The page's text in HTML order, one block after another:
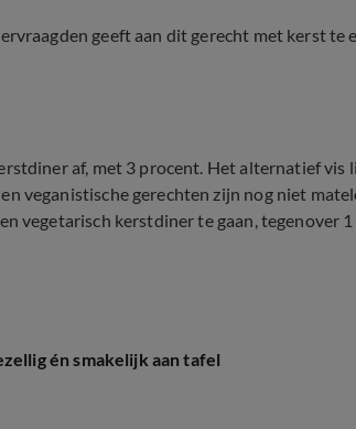
geeft aan dit gerecht met kerst te
af, met 3 procent. Het alternatief vis
veganistische gerechten zijn nog niet
vegetarisch kerstdiner te gaan, tegenover
én smakelijk aan tafel